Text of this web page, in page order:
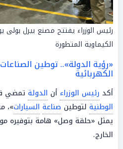
رئيس الوزراء يفتتح مصنع بيرل بولى
الكيماوية المتطورة
«رؤية الدولة».. توطين
الكهربائية
أكد رئيس الوزراء أن الدولة تمضي
الوطنية لتوطين صناعة السيارات»،
يمثل «حلقة وصل» هامة بتوفيره
الخارج.